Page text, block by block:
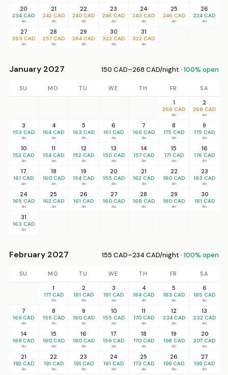
20
234 CAD
4n
21
242 CAD
4n
22
240 CAD
4n
23
246 CAD
4n
24
243 CAD
4n
25
246 CAD
4n
26
224 CAD
4n
27
263 CAD
4n
28
257 CAD
4n
29
264 CAD
4n
30
322 CAD
4n
31
322 CAD
4n
January 2027 150 CAD–268 CAD/night · 100% open
SU MO TU WE TH FR
SA
1
268 CAD
4n
2
268 CAD
4n
3
153 CAD
4n
4
164 CAD
4n
5
163 CAD
4n
6
161 CAD
4n
7
166 CAD
4n
8
175 CAD
4n
9
175 CAD
4n
10
152 CAD
4n
11
154 CAD
4n
12
152 CAD
4n
13
150 CAD
4n
14
157 CAD
4n
15
171 CAD
4n
16
176 CAD
4n
17
161 CAD
4n
18
160 CAD
4n
19
154 CAD
4n
20
155 CAD
4n
21
162 CAD
4n
22
180 CAD
4n
23
183 CAD
4n
24
165 CAD
4n
25
162 CAD
4n
26
161 CAD
4n
27
160 CAD
4n
28
168 CAD
4n
29
180 CAD
4n
30
181 CAD
4n
31
163 CAD
4n
February 2027 155 CAD–234 CAD/night · 100% open
SU MO TU WE TH FR
SA
1
177 CAD
4n
2
181 CAD
4n
3
181 CAD
4n
4
184 CAD
4n
5
183 CAD
4n
6
185 CAD
4n
7
169 CAD
4n
8
155 CAD
4n
9
160 CAD
4n
10
155 CAD
4n
11
170 CAD
4n
12
234 CAD
4n
13
232 CAD
4n
14
189 CAD
4n
15
180 CAD
4n
16
180 CAD
4n
17
159 CAD
4n
18
170 CAD
4n
19
198 CAD
4n
20
207 CAD
4n
21
192 CAD
4n
22
191 CAD
4n
23
191 CAD
4n
24
181 CAD
4n
25
173 CAD
4n
26
199 CAD
4n
27
199 CAD
4n